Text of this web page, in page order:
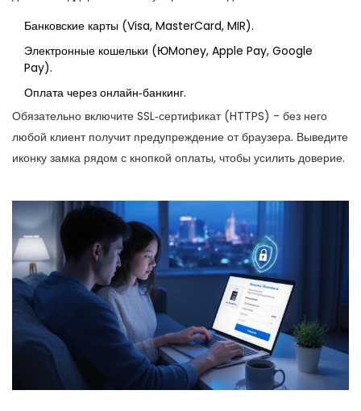
Банковские карты (Visa, MasterCard, MIR).
Электронные кошельки (ЮMoney, Apple Pay, Google
Pay).
Оплата через онлайн‑банкинг.
Обязательно включите SSL‑сертификат (HTTPS) - без него
любой клиент получит предупреждение от браузера. Выведите
иконку замка рядом с кнопкой оплаты, чтобы усилить доверие.